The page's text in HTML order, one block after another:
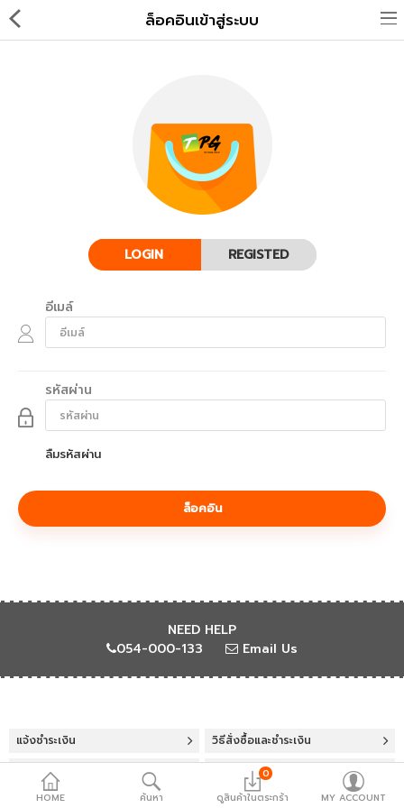
HOME ค้นหา
0
ดูสินค้าในตระกร้า
MY ACCOUNT
ล็อคอินเข้าสู่ระบบ
LOGIN REGISTED
อีเมล์
รหัสผ่าน
ลืมรหัสผ่าน
NEED HELP
054-000-133
Email Us
แจ้งชำระเงิน
วิธีสั่งซื้อและชำระเงิน
เกี่ยวกับเรา
ประวัติการสั่งซื้อ
การคืนสินค้า
ตรวจสอบสถานะการจัดส่ง
ฟิล์มหน้าจอ & เลนส์กล้อง
เคส Apple Watch
เคส Macbook
อุปกรณ์เสริม
หูฟัง & ลำโพง
อุปกรณ์ถ่ายภาพ
ภาษา